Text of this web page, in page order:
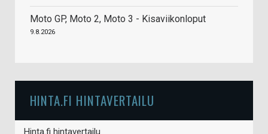
Moto GP, Moto 2, Moto 3 - Kisaviikonloput
9.8.2026
HINTA.FI HINTAVERTAILU
Hinta.fi hintavertailu